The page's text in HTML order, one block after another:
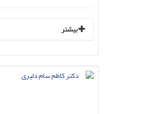
بیشتر